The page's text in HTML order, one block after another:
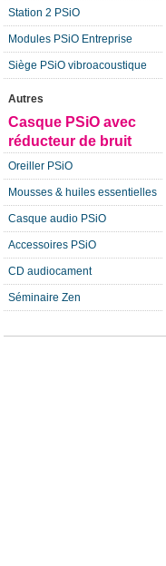
Station 2 PSiO
Modules PSiO Entreprise
Siège PSiO vibroacoustique
Autres
Casque PSiO avec
réducteur de bruit
Oreiller PSiO
Mousses & huiles essentielles
Casque audio PSiO
Accessoires PSiO
CD audiocament
Séminaire Zen